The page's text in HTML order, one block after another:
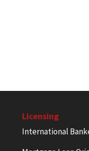
Licensing
International